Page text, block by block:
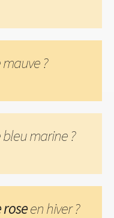
?
marine ?
roseen hiver ?